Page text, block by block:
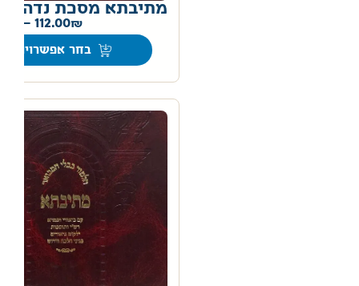
מתיבתא מסכת נדה
112.00
–
בחר אפשרויות